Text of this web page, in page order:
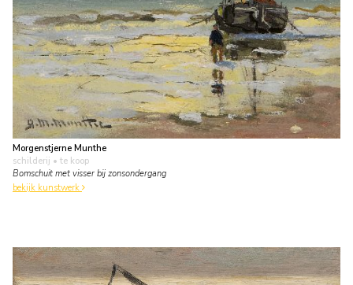
Morgenstjerne Munthe
schilderij • te koop
Bomschuit met visser bij zonsondergang
bekijk kunstwerk